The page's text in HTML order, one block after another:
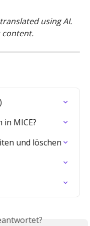
using AI.
content.
MICE?
und löschen